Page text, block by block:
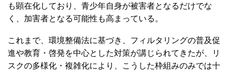
も顕在化しており、青少年自身が被害者となるだけでな
く、加害者となる可能性も高まっている。
これまで、環境整備法に基づき、フィルタリングの普及促
進や教育・啓発を中心とした対策が講じられてきたが、リ
スクの多様化・複雑化により、こうした枠組みのみでは十